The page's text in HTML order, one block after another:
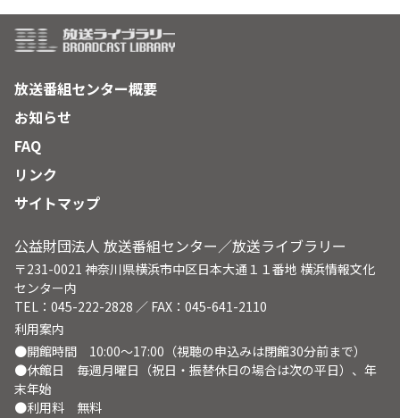
放送番組センター概要
お知らせ
FAQ
リンク
サイトマップ
公益財団法人 放送番組センター／放送ライブラリー
〒231-0021 神奈川県横浜市中区日本大通１１番地 横浜情報文化
センター内
TEL：045-222-2828 ／ FAX：045-641-2110
利用案内
●開館時間 10:00～17:00（視聴の申込みは閉館30分前まで）
●休館日 毎週月曜日（祝日・振替休日の場合は次の平日）、年
末年始
●利用料 無料